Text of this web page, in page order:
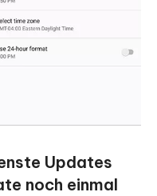
Updates
noch einmal